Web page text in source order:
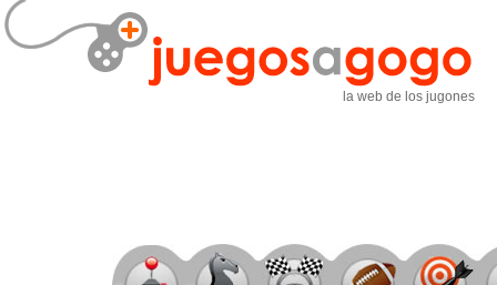
la web de los jugones